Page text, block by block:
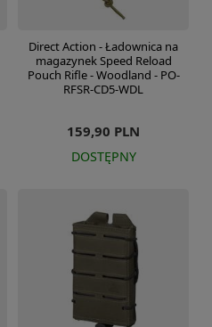
Direct Action - Ładownica na
magazynek Speed Reload
Pouch Rifle - Woodland - PO-
RFSR-CD5-WDL
159,90 PLN
DOSTĘPNY